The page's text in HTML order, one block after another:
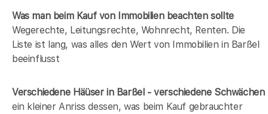
Was man beim Kauf von Immobilien beachten sollte
Wegerechte, Leitungsrechte, Wohnrecht, Renten. Die
Liste ist lang, was alles den Wert von Immobilien in Barßel
beeinflusst
Verschiedene Häüser in Barßel - verschiedene Schwächen
ein kleiner Anriss dessen, was beim Kauf gebrauchter